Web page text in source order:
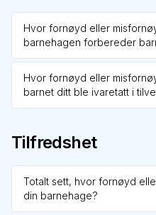
Hvor fornøyd eller
barnehagen forbereder
Hvor fornøyd eller
barnet ditt ble ivaretatt i
Tilfredshet
Totalt sett, hvor fornøyd
din barnehage?